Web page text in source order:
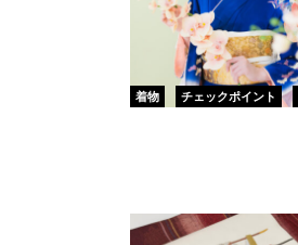
着物 チェックポイント